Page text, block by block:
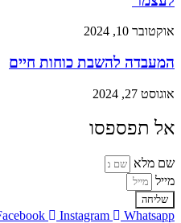
אוקטובר 10, 2024
המעבדה להשבת כוחות חיים
אוגוסט 27, 2024
אל תפספסו
שם מלא
מייל
שליחה
Instagram Whatsapp